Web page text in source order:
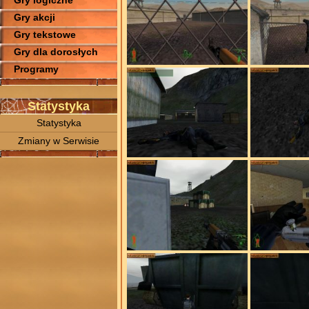
Gry akcji
Gry tekstowe
Gry dla dorosłych
Programy
Statystyka
Statystyka
Zmiany w Serwisie